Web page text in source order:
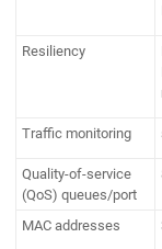
Resiliency
Traffic monitoring
Quality-of-service
(QoS) queues/port
MAC addresses